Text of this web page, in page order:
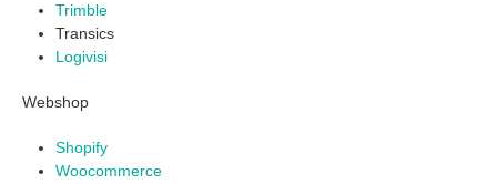
Trimble
Transics
Logivisi
Webshop
Shopify
Woocommerce